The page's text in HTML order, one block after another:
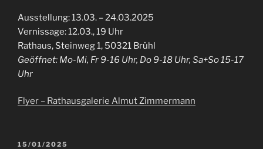
Ausstellung: 13.03. – 24.03.2025
Vernissage: 12.03., 19 Uhr
Rathaus, Steinweg 1, 50321 Brühl
Geöffnet: Mo-Mi, Fr 9-16 Uhr, Do 9-18 Uhr, Sa+So 15-17
Uhr
Flyer – Rathausgalerie Almut Zimmermann
VERÖFFENTLICHT
15/01/2025